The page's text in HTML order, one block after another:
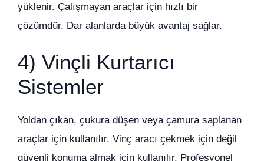
yüklenir. Çalışmayan araçlar için hızlı bir
çözümdür. Dar alanlarda büyük avantaj sağlar.
4) Vinçli Kurtarıcı
Sistemler
Yoldan çıkan, çukura düşen veya çamura saplanan
araçlar için kullanılır. Vinç aracı çekmek için değil
güvenli konuma almak için kullanılır. Profesyonel